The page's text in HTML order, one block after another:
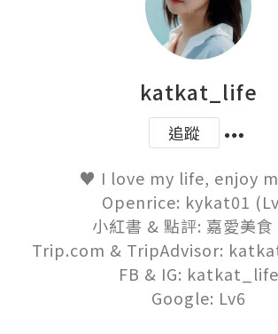
katkat_life
追蹤
♥ I love my life, enjoy
Openrice: kykat01
小紅書 & 點評: 嘉愛美食
Trip.com & TripAdvisor:
FB & IG: katkat_life
Google: Lv6